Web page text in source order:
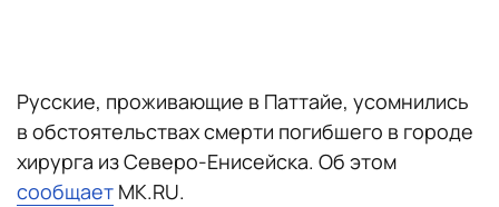
Русские, проживающие в Паттайе, усомнились
в обстоятельствах смерти погибшего в городе
хирурга из Северо-Енисейска. Об этом
сообщает MK.RU.